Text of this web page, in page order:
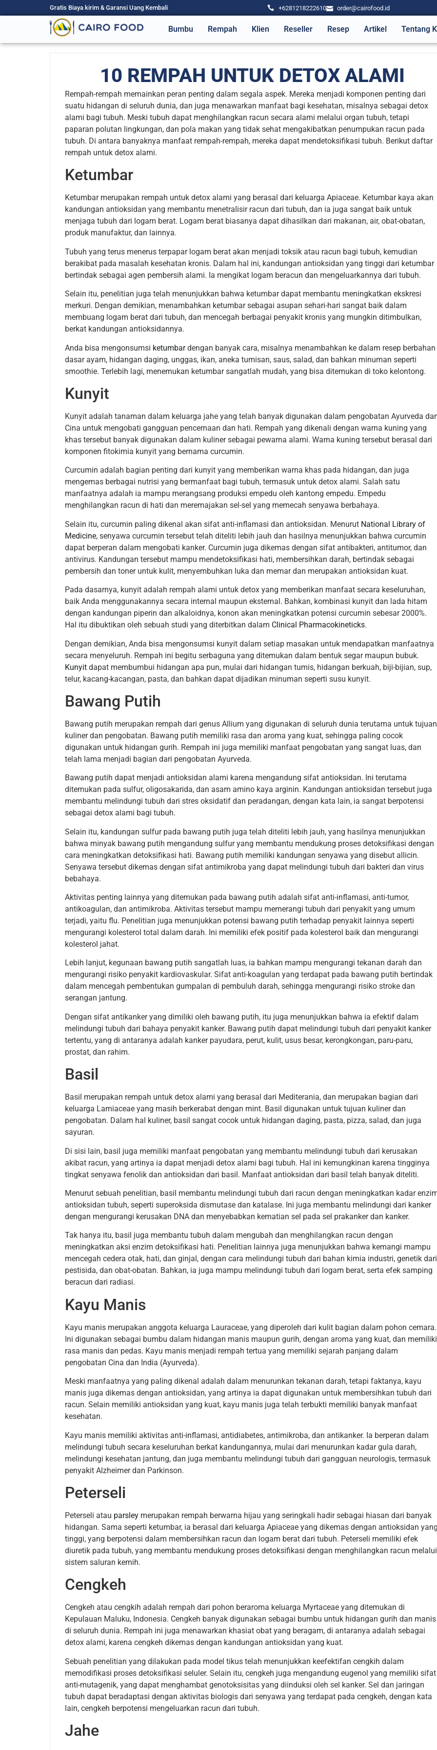
Gratis Biaya kirim & Garansi Uang Kembali +6281218222610 order@cairofood.id
Bumbu Rempah Klien Reseller Resep Artikel Tentang
10 REMPAH UNTUK DETOX ALAMI
Rempah-rempah memainkan peran penting dalam segala aspek. Mereka menjadi komponen penting dari
suatu hidangan di seluruh dunia, dan juga menawarkan manfaat bagi kesehatan, misalnya sebagai detox
alami bagi tubuh. Meski tubuh dapat menghilangkan racun secara alami melalui organ tubuh, tetapi
paparan polutan lingkungan, dan pola makan yang tidak sehat mengakibatkan penumpukan racun pada
tubuh. Di antara banyaknya manfaat rempah-rempah, mereka dapat mendetoksifikasi tubuh. Berikut daftar
rempah untuk detox alami.
Ketumbar
Ketumbar merupakan rempah untuk detox alami yang berasal dari keluarga Apiaceae. Ketumbar kaya akan
kandungan antioksidan yang membantu menetralisir racun dari tubuh, dan ia juga sangat baik untuk
menjaga tubuh dari logam berat. Logam berat biasanya dapat dihasilkan dari makanan, air, obat-obatan,
produk manufaktur, dan lainnya.
Tubuh yang terus menerus terpapar logam berat akan menjadi toksik atau racun bagi tubuh, kemudian
berakibat pada masalah kesehatan kronis. Dalam hal ini, kandungan antioksidan yang tinggi dari ketumbar
bertindak sebagai agen pembersih alami. Ia mengikat logam beracun dan mengeluarkannya dari tubuh.
Selain itu, penelitian juga telah menunjukkan bahwa ketumbar dapat membantu meningkatkan ekskresi
merkuri. Dengan demikian, menambahkan ketumbar sebagai asupan sehari-hari sangat baik dalam
membuang logam berat dari tubuh, dan mencegah berbagai penyakit kronis yang mungkin ditimbulkan,
berkat kandungan antioksidannya.
Anda bisa mengonsumsi ketumbardengan banyak cara, misalnya menambahkan ke dalam resep berbahan
dasar ayam, hidangan daging, unggas, ikan, aneka tumisan, saus, salad, dan bahkan minuman seperti
smoothie. Terlebih lagi, menemukan ketumbar sangatlah mudah, yang bisa ditemukan di toko kelontong.
Kunyit
Kunyit adalah tanaman dalam keluarga jahe yang telah banyak digunakan dalam pengobatan Ayurveda
Cina untuk mengobati gangguan pencernaan dan hati. Rempah yang dikenali dengan warna kuning yang
khas tersebut banyak digunakan dalam kuliner sebagai pewarna alami. Warna kuning tersebut berasal dari
komponen fitokimia kunyit yang bernama curcumin.
Curcumin adalah bagian penting dari kunyit yang memberikan warna khas pada hidangan, dan juga
mengemas berbagai nutrisi yang bermanfaat bagi tubuh, termasuk untuk detox alami. Salah satu
manfaatnya adalah ia mampu merangsang produksi empedu oleh kantong empedu. Empedu
menghilangkan racun di hati dan meremajakan sel-sel yang memecah senyawa berbahaya.
Selain itu, curcumin paling dikenal akan sifat anti-inflamasi dan antioksidan. Menurut National Library of
Medicine, senyawa curcumin tersebut telah diteliti lebih jauh dan hasilnya menunjukkan bahwa curcumin
dapat berperan dalam mengobati kanker. Curcumin juga dikemas dengan sifat antibakteri, antitumor, dan
antivirus. Kandungan tersebut mampu mendetoksifikasi hati, membersihkan darah, bertindak sebagai
pembersih dan toner untuk kulit, menyembuhkan luka dan memar dan merupakan antioksidan kuat.
Pada dasarnya, kunyit adalah rempah alami untuk detox yang memberikan manfaat secara keseluruhan,
baik Anda menggunakannya secara internal maupun eksternal. Bahkan, kombinasi kunyit dan lada hitam
dengan kandungan piperin dan alkaloidnya, konon akan meningkatkan potensi curcumin sebesar 2000%.
Hal itu dibuktikan oleh sebuah studi yang diterbitkan dalam Clinical Pharmacokineticks.
Dengan demikian, Anda bisa mengonsumsi kunyit dalam setiap masakan untuk mendapatkan manfaatnya
secara menyeluruh. Rempah ini begitu serbaguna yang ditemukan dalam bentuk segar maupun bubuk.
Kunyit dapat membumbui hidangan apa pun, mulai dari hidangan tumis, hidangan berkuah, biji-bijian, sup,
telur, kacang-kacangan, pasta, dan bahkan dapat dijadikan minuman seperti susu kunyit.
Bawang Putih
Bawang putih merupakan rempah dari genus Allium yang digunakan di seluruh dunia terutama untuk tujuan
kuliner dan pengobatan. Bawang putih memiliki rasa dan aroma yang kuat, sehingga paling cocok
digunakan untuk hidangan gurih. Rempah ini juga memiliki manfaat pengobatan yang sangat luas, dan
telah lama menjadi bagian dari pengobatan Ayurveda.
Bawang putih dapat menjadi antioksidan alami karena mengandung sifat antioksidan. Ini terutama
ditemukan pada sulfur, oligosakarida, dan asam amino kaya arginin. Kandungan antioksidan tersebut juga
membantu melindungi tubuh dari stres oksidatif dan peradangan, dengan kata lain, ia sangat berpotensi
sebagai detox alami bagi tubuh.
Selain itu, kandungan sulfur pada bawang putih juga telah diteliti lebih jauh, yang hasilnya menunjukkan
bahwa minyak bawang putih mengandung sulfur yang membantu mendukung proses detoksifikasi dengan
cara meningkatkan detoksifikasi hati. Bawang putih memiliki kandungan senyawa yang disebut allicin.
Senyawa tersebut dikemas dengan sifat antimikroba yang dapat melindungi tubuh dari bakteri dan virus
bebahaya.
Aktivitas penting lainnya yang ditemukan pada bawang putih adalah sifat anti-inflamasi, anti-tumor,
antikoagulan, dan antimikroba. Aktivitas tersebut mampu memerangi tubuh dari penyakit yang umum
terjadi, yaitu flu. Penelitian juga menunjukkan potensi bawang putih terhadap penyakit lainnya seperti
mengurangi kolesterol total dalam darah. Ini memiliki efek positif pada kolesterol baik dan mengurangi
kolesterol jahat.
Lebih lanjut, kegunaan bawang putih sangatlah luas, ia bahkan mampu mengurangi tekanan darah dan
mengurangi risiko penyakit kardiovaskular. Sifat anti-koagulan yang terdapat pada bawang putih bertindak
dalam mencegah pembentukan gumpalan di pembuluh darah, sehingga mengurangi risiko stroke dan
serangan jantung.
Dengan sifat antikanker yang dimiliki oleh bawang putih, itu juga menunjukkan bahwa ia efektif dalam
melindungi tubuh dari bahaya penyakit kanker. Bawang putih dapat melindungi tubuh dari penyakit kanker
tertentu, yang di antaranya adalah kanker payudara, perut, kulit, usus besar, kerongkongan, paru-paru,
prostat, dan rahim.
Basil
Basil merupakan rempah untuk detox alami yang berasal dari Mediterania, dan merupakan bagian dari
keluarga Lamiaceae yang masih berkerabat dengan mint. Basil digunakan untuk tujuan kuliner dan
pengobatan. Dalam hal kuliner, basil sangat cocok untuk hidangan daging, pasta, pizza, salad, dan juga
sayuran.
Di sisi lain, basil juga memiliki manfaat pengobatan yang membantu melindungi tubuh dari kerusakan
akibat racun, yang artinya ia dapat menjadi detox alami bagi tubuh. Hal ini kemungkinan karena tingginya
tingkat senyawa fenolik dan antioksidan dari basil. Manfaat antioksidan dari basil telah banyak diteliti.
Menurut sebuah penelitian, basil membantu melindungi tubuh dari racun dengan meningkatkan kadar
antioksidan tubuh, seperti superoksida dismutase dan katalase. Ini juga membantu melindungi dari kanker
dengan mengurangi kerusakan DNA dan menyebabkan kematian sel pada sel prakanker dan kanker.
Tak hanya itu, basil juga membantu tubuh dalam mengubah dan menghilangkan racun dengan
meningkatkan aksi enzim detoksifikasi hati. Penelitian lainnya juga menunjukkan bahwa kemangi mampu
mencegah cedera otak, hati, dan ginjal, dengan cara melindungi tubuh dari bahan kimia industri, genetik dari
pestisida, dan obat-obatan. Bahkan, ia juga mampu melindungi tubuh dari logam berat, serta efek samping
beracun dari radiasi.
Kayu Manis
Kayu manis merupakan anggota keluarga Lauraceae, yang diperoleh dari kulit bagian dalam pohon cemara.
Ini digunakan sebagai bumbu dalam hidangan manis maupun gurih, dengan aroma yang kuat, dan memiliki
rasa manis dan pedas. Kayu manis menjadi rempah tertua yang memiliki sejarah panjang dalam
pengobatan Cina dan India (Ayurveda).
Meski manfaatnya yang paling dikenal adalah dalam menurunkan tekanan darah, tetapi faktanya, kayu
manis juga dikemas dengan antioksidan, yang artinya ia dapat digunakan untuk membersihkan tubuh dari
racun. Selain memiliki antioksidan yang kuat, kayu manis juga telah terbukti memiliki banyak manfaat
kesehatan.
Kayu manis memiliki aktivitas anti-inflamasi, antidiabetes, antimikroba, dan antikanker. Ia berperan dalam
melindungi tubuh secara keseluruhan berkat kandungannya, mulai dari menurunkan kadar gula darah,
melindungi kesehatan jantung, dan juga membantu melindungi tubuh dari gangguan neurologis, termasuk
penyakit Alzheimer dan Parkinson.
Peterseli
Peterseli atau parsley merupakan rempah berwarna hijau yang seringkali hadir sebagai hiasan dari banyak
hidangan. Sama seperti ketumbar, ia berasal dari keluarga Apiaceae yang dikemas dengan antioksidan
tinggi, yang berpotensi dalam membersihkan racun dan logam berat dari tubuh. Peterseli memiliki efek
diuretik pada tubuh, yang membantu mendukung proses detoksifikasi dengan menghilangkan racun melalui
sistem saluran kemih.
Cengkeh
Cengkeh atau cengkih adalah rempah dari pohon beraroma keluarga Myrtaceae yang ditemukan di
Kepulauan Maluku, Indonesia. Cengkeh banyak digunakan sebagai bumbu untuk hidangan gurih dan manis
di seluruh dunia. Rempah ini juga menawarkan khasiat obat yang beragam, di antaranya adalah sebagai
detox alami, karena cengkeh dikemas dengan kandungan antioksidan yang kuat.
Sebuah penelitian yang dilakukan pada model tikus telah menunjukkan keefektifan cengkih dalam
memodifikasi proses detoksifikasi seluler. Selain itu, cengkeh juga mengandung eugenol yang memiliki sifat
anti-mutagenik, yang dapat menghambat genotoksisitas yang diinduksi oleh sel kanker. Sel dan jaringan
tubuh dapat beradaptasi dengan aktivitas biologis dari senyawa yang terdapat pada cengkeh, dengan kata
lain, cengkeh berpotensi mengeluarkan racun dari tubuh.
Jahe